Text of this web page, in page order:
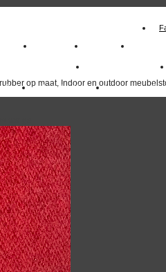
op maat, Indoor en outdoor
Home Meubelstof Kunstleer
milano_outdoorstoffen skai kunstleer kopen
Outlet Meubelstof indoor duurzaam